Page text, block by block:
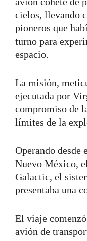
cielos, llevando
pioneros que
turno para
espacio.
La misión,
ejecutada por
compromiso de
límites de la
Operando desde
Nuevo México,
Galactic, el
presentaba una
El viaje
avión de